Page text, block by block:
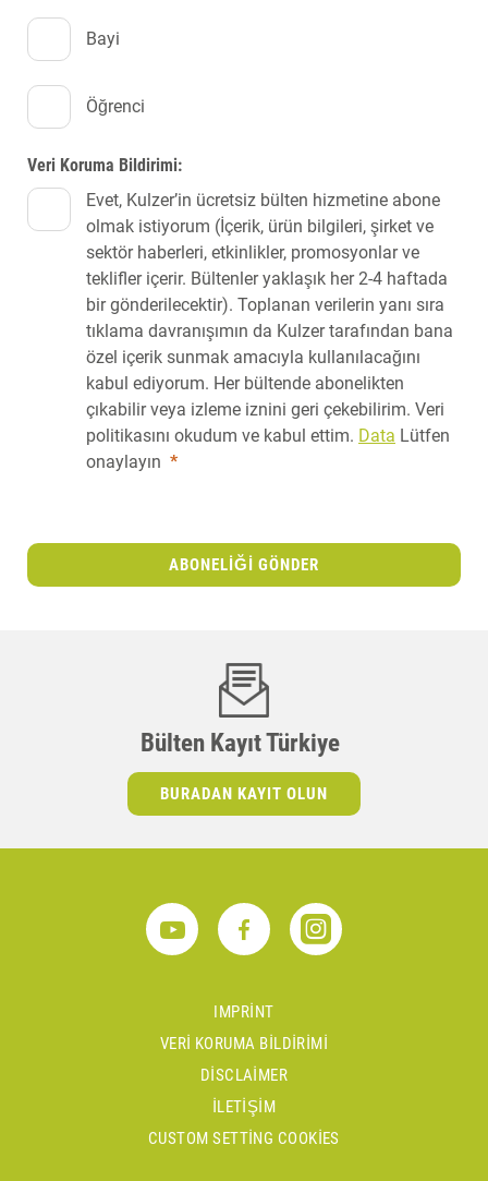
Bayi
Öğrenci
Veri Koruma Bildirimi:
Evet, Kulzer’in ücretsiz bülten hizmetine abone
olmak istiyorum (İçerik, ürün bilgileri, şirket ve
sektör haberleri, etkinlikler, promosyonlar ve
teklifler içerir. Bültenler yaklaşık her 2-4 haftada
bir gönderilecektir). Toplanan verilerin yanı sıra
tıklama davranışımın da Kulzer tarafından bana
özel içerik sunmak amacıyla kullanılacağını
kabul ediyorum. Her bültende abonelikten
çıkabilir veya izleme iznini geri çekebilirim. Veri
politikasını okudum ve kabul ettim. Data Lütfen
onaylayın *
ABONELIĞI GÖNDER
Bülten Kayıt Türkiye
BURADAN KAYIT OLUN
IMPRINT
VERI KORUMA BILDIRIMI
DISCLAIMER
İLETIŞIM
CUSTOM SETTING COOKIES